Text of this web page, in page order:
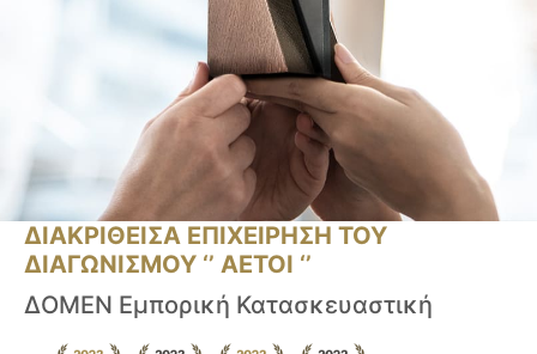
ΔΙΑΚΡΙΘΕΙΣΑ ΕΠΙΧΕΙΡΗΣΗ ΤΟΥ
ΔΙΑΓΩΝΙΣΜΟΥ ‘’ ΑΕΤΟΙ ‘’
ΔΟΜΕΝ Εμπορική Κατασκευαστική